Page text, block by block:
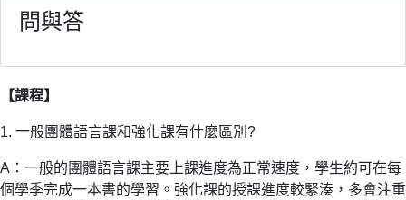
問與答
【課程】
1. 一般團體語言課和強化課有什麼區別?
A：一般的團體語言課主要上課進度為正常速度，學生約可在每
個學季完成一本書的學習。強化課的授課進度較緊湊，多會注重